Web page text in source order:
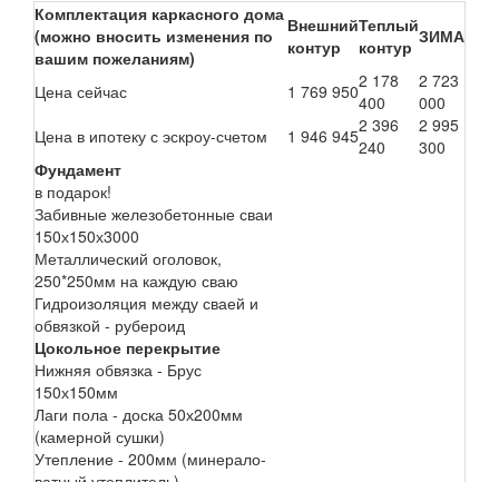
Комплектация каркасного дома
(можно вносить изменения по
вашим пожеланиям)
Внешний
контур
Теплый
контур ЗИМА
Цена сейчас 1 769 9502 178
400
2 723
000
Цена в ипотеку с эскроу-счетом
1 946 9452 396
240
2 995
300
Фундамент
в подарок!
Забивные железобетонные сваи
150х150х3000
Металлический оголовок,
250*250мм на каждую сваю
Гидроизоляция между сваей и
обвязкой - рубероид
Цокольное перекрытие
Нижняя обвязка - Брус
150х150мм
Лаги пола - доска 50х200мм
(камерной сушки)
Утепление - 200мм (минерало-